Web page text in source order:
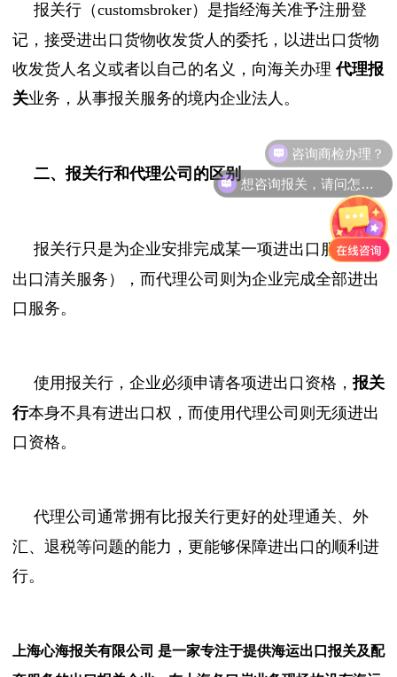
报关行（customsbroker）是指经海关准予注册登
记，接受进出口货物收发货人的委托，以进出口货物
收发货人名义或者以自己的名义，向海关办理 代理报
关业务，从事报关服务的境内企业法人。
二、报关行和代理公司的区别
报关行只是为企业安排完成某一项进出口服务（进
出口清关服务），而代理公司则为企业完成全部进出
口服务。
使用报关行，企业必须申请各项进出口资格，报关
行本身不具有进出口权，而使用代理公司则无须进出
口资格。
代理公司通常拥有比报关行更好的处理通关、外
汇、退税等问题的能力，更能够保障进出口的顺利进
行。
上海心海报关有限公司 是一家专注于提供海运出口报关及配
咨询商检办理？